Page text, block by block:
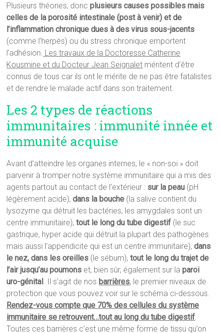
Plusieurs théories, doncplusieurs causes possibles mais
celles de la porosité intestinale (post à venir) et de
l’inflammation chronique dues à des virus sous-jacents
(comme l’herpès) ou du stress chronique emportent
l’adhésion. Les travaux de la Doctoresse Catherine
Kousmine et du Docteur Jean Seignalet méritent d’être
connus de tous car ils ont le mérite de ne pas être fatalistes
et de rendre le malade actif dans son traitement.
Les 2 types de réactions
immunitaires : immunité innée et
immunité acquise
Avant d’atteindre les organes internes, le « non-soi » doit
parvenir à tromper notre système immunitaire qui a mis des
agents partout au contact de l’extérieur : sur la peau (pH
légèrement acide),dans la bouche (la salive contient du
lysozyme qui détruit les bactéries, les amygdales sont un
centre immunitaire),tout le long du tube digestif (le suc
gastrique, hyper acide qui détruit la plupart des pathogènes
mais aussi l’appendicite qui est un centre immunitaire),dans
le nez, dans les oreilles (le sébum),tout le long du trajet de
l’air jusqu’au poumons et, bien sûr, également sur laparoi
uro-génital. Il s’agit de nos barrières, le premier niveaux de
protection que vous pouvez voir sur le schéma ci-dessous.
Rendez-vous compte que 70% des cellules du système
immunitaire se retrouvent…tout au long du tube digestif.
Toutes ces barrières c’est une même forme de tissu qu’on